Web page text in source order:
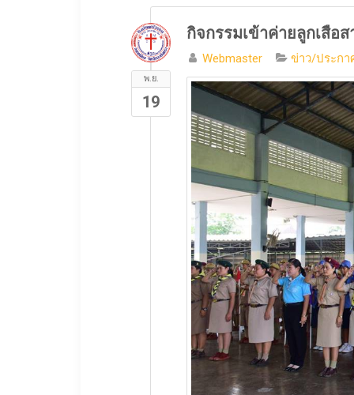
พ.ย.
19
กิจกรรมเข้าค่ายลูกเสื
Webmaster ข่าว/ประกา